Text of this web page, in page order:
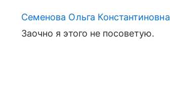
Семенова Ольга Константиновна
Заочно я этого не посоветую.